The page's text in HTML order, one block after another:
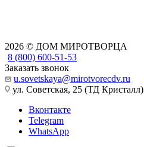
2026 © ДОМ МИРОТВОРЦА
8 (800) 600-51-53
Заказать звонок
u.sovetskaya@mirotvorecdv.ru
ул. Советская, 25 (ТД Кристалл)
Вконтакте
Telegram
WhatsApp